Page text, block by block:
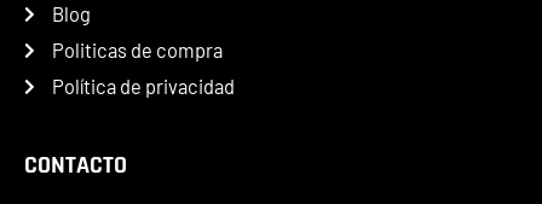
Blog
Politicas de compra
Política de privacidad
CONTACTO